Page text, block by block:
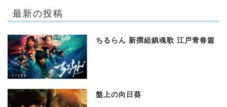
最新の投稿
ちるらん 新撰組鎮魂歌 江戸青春篇
盤上の向日葵